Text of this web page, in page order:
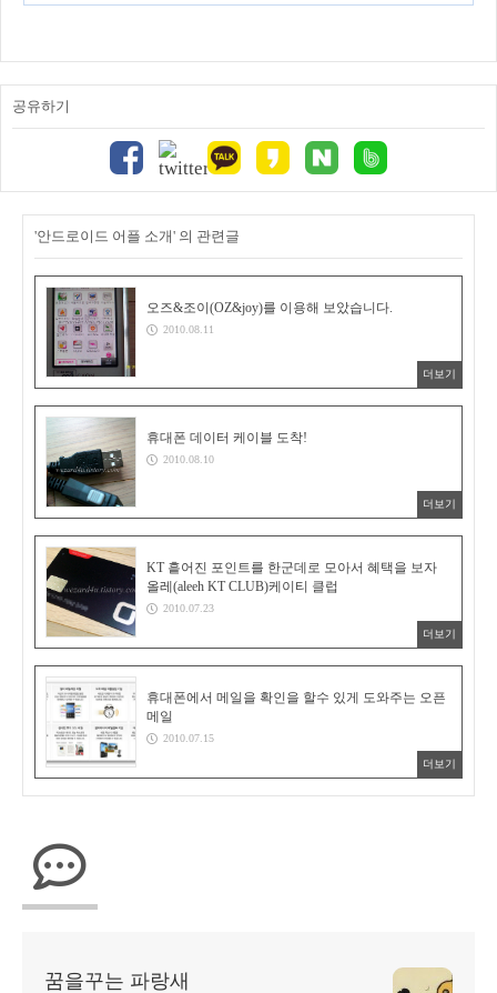
공유하기
'안드로이드 어플 소개' 의 관련글
오즈&조이(OZ&joy)를 이용해 보았습니다.
2010.08.11
더보기
휴대폰 데이터 케이블 도착!
2010.08.10
더보기
KT 흩어진 포인트를 한군데로 모아서 혜택을 보자
올레(aleeh KT CLUB)케이티 클럽
2010.07.23
더보기
휴대폰에서 메일을 확인을 할수 있게 도와주는 오픈
메일
2010.07.15
더보기
꿈을꾸는 파랑새